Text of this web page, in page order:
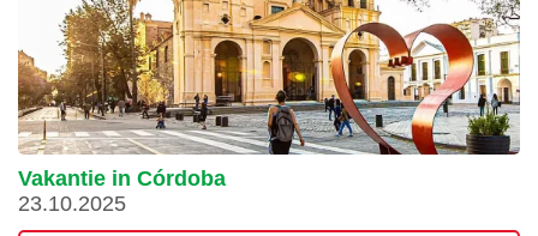
Vakantie in Córdoba
23.10.2025